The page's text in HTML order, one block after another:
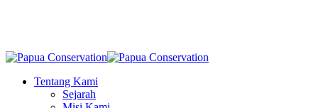
content
Menu
Tentang Kami
Sejarah